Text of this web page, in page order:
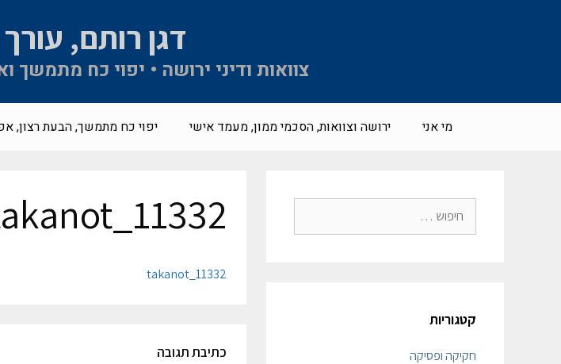
דגן רותם, עורך
צוואות ודיני ירושה • יפוי כח מתמשך
מי אני ירושה וצוואות, הסכמי ממון, מעמד אישי יפוי כח מתמשך, הבעת רצון,
takanot_11332
כתיבת תגובה
קטגוריות
חקיקה ופסיקה